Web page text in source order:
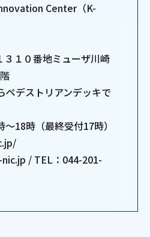
Center（K-
１０番地ミューザ川崎
ペデストリアンデッキで
18時（最終受付17時）
/ TEL：044-201-